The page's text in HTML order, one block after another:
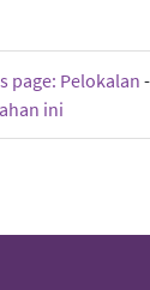
page: Pelokalan -
ini